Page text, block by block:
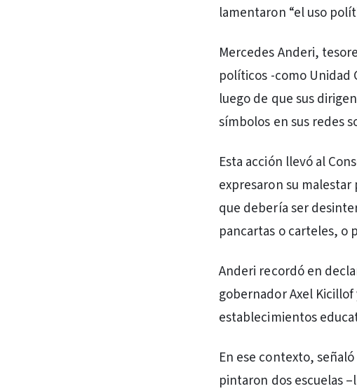
lamentaron “el uso
Mercedes Anderi,
políticos -como Unidad
luego de que sus
símbolos en sus redes
Esta acción llevó al
expresaron su
que debería ser
pancartas o carteles, o
Anderi recordó en
gobernador Axel
establecimientos
En ese contexto,
pintaron dos escuelas